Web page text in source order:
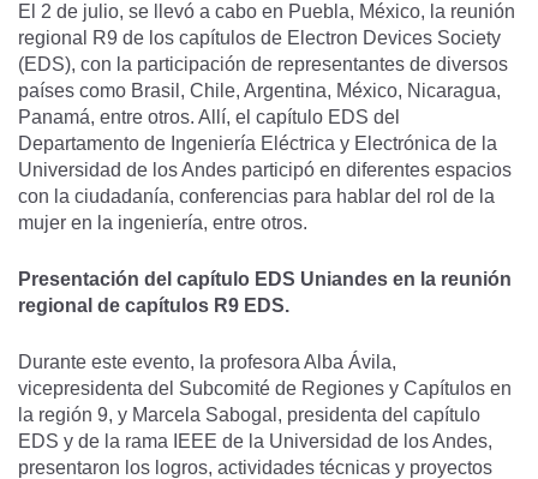
El 2 de julio, se llevó a cabo en Puebla, México, la reunión
regional R9 de los capítulos de Electron Devices Society
(EDS), con la participación de representantes de diversos
países como Brasil, Chile, Argentina, México, Nicaragua,
Panamá, entre otros. Allí, el capítulo EDS del
Departamento de Ingeniería Eléctrica y Electrónica de la
Universidad de los Andes participó en diferentes espacios
con la ciudadanía, conferencias para hablar del rol de la
mujer en la ingeniería, entre otros.
Presentación del capítulo EDS Uniandes en la reunión
regional de capítulos R9 EDS.
Durante este evento, la profesora Alba Ávila,
vicepresidenta del Subcomité de Regiones y Capítulos en
la región 9, y Marcela Sabogal, presidenta del capítulo
EDS y de la rama IEEE de la Universidad de los Andes,
presentaron los logros, actividades técnicas y proyectos